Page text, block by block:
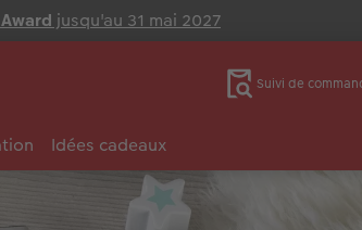
jusqu'au 31 mai 2027
Suivi de
Idées cadeaux